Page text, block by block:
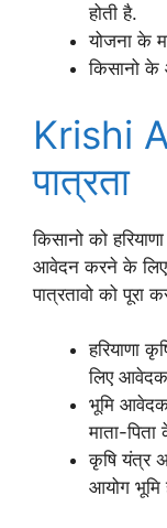
होती है.
योजना के
किसानो के
Krishi
पात्रता
किसानो को
आवेदन करने के लिए
पात्रतावो को पूरा
हरियाणा
लिए आवेदक
भूमि आवेदक
माता-
कृषि यंत्र
आयोग भूमि